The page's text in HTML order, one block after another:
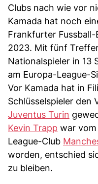
Clubs nach wie vor
Kamada hat noch
Frankfurter
2023. Mit fünf
Nationalspieler in 13
am Europa-League-
Vor Kamada hat in
Schlüsselspieler den
Juventus Turin
Kevin Trapp war vom
League-Club
worden, entschied
zu bleiben.